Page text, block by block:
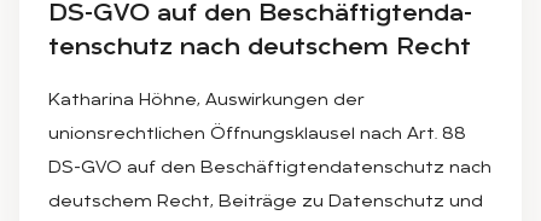
DS-GVO auf den Be­schäf­tig­ten­da­
ten­schutz nach deut­schem Recht
Katharina Höhne, Auswirkungen der
unionsrechtlichen Öffnungsklausel nach Art. 88
DS-GVO auf den Beschäftigtendatenschutz nach
deutschem Recht, Beiträge zu Datenschutz und